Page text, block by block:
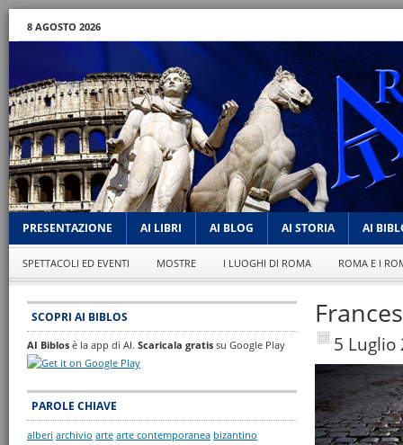
8 AGOSTO 2026
PRESENTAZIONE AI LIBRI AI BLOG AI STORIA AI
SPETTACOLI ED EVENTI MOSTRE I LUOGHI DI ROMA ROMA E I
5 Luglio
SCOPRI AI BIBLOS
AI Biblos è la app di AI. Scaricala gratis su Google Play
PAROLE CHIAVE
alberi archivio arte arte contemporanea bizantino